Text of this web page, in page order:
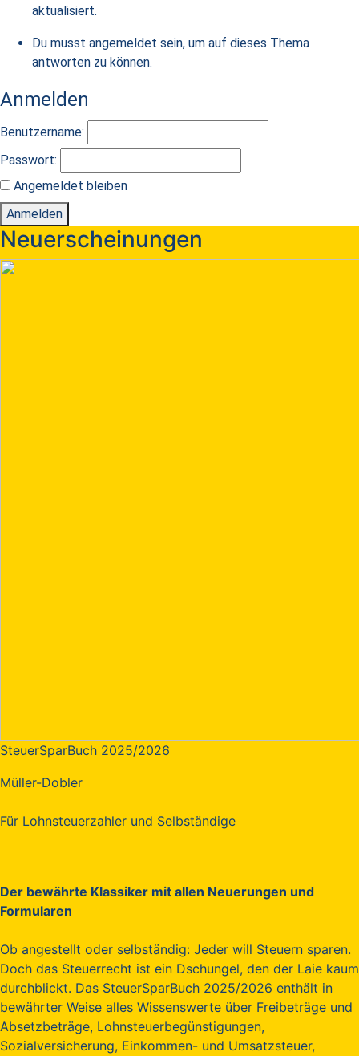
aktualisiert.
Du musst angemeldet sein, um auf dieses Thema
antworten zu können.
Anmelden
Benutzername:
Passwort:
Angemeldet bleiben
Anmelden
Neuerscheinungen
SteuerSparBuch 2025/2026
Müller-Dobler
Für Lohnsteuerzahler und Selbständige
Der bewährte Klassiker mit allen Neuerungen und
Formularen
Ob angestellt oder selbständig: Jeder will Steuern sparen.
Doch das Steuerrecht ist ein Dschungel, den der Laie kaum
durchblickt. Das SteuerSparBuch 2025/2026 enthält in
bewährter Weise alles Wissenswerte über Freibeträge und
Absetzbeträge, Lohnsteuerbegünstigungen,
Sozialversicherung, Einkommen- und Umsatzsteuer,